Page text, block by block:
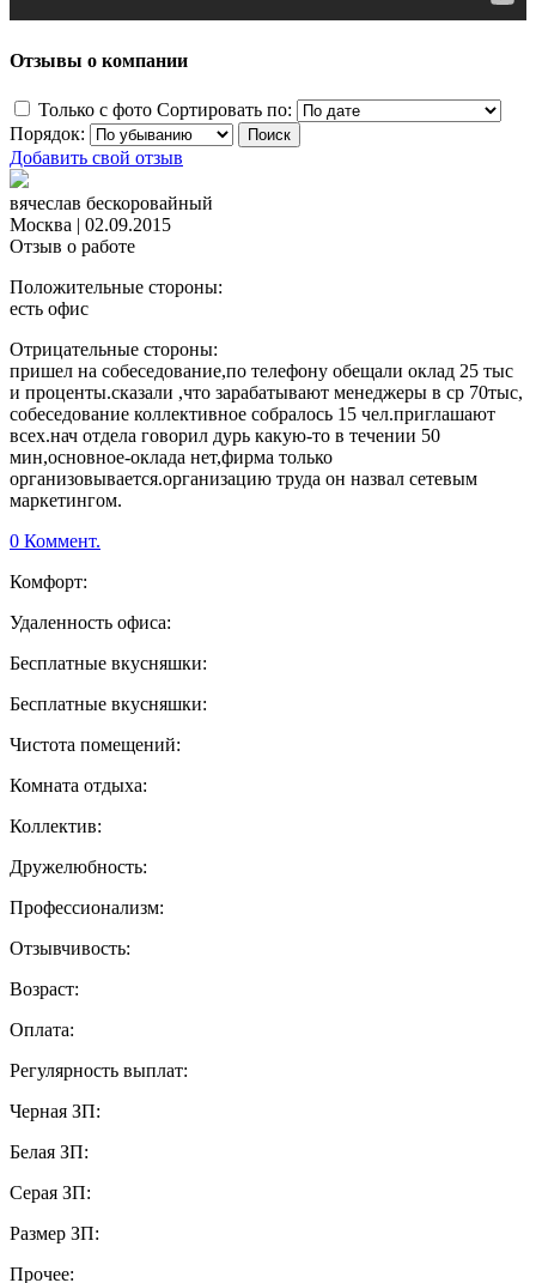
Отзывы о компании
Только с фото Сортировать по:
Порядок:
Добавить свой отзыв
вячеслав бескоровайный
Москва | 02.09.2015
Отзыв о работе
Положительные стороны:
есть офис
Отрицательные стороны:
пришел на собеседование,по телефону обещали оклад 25 тыс
и проценты.сказали ,что зарабатывают менеджеры в ср 70тыс,
собеседование коллективное собралось 15 чел.приглашают
всех.нач отдела говорил дурь какую-то в течении 50
мин,основное-оклада нет,фирма только
организовывается.организацию труда он назвал сетевым
маркетингом.
0 Коммент.
Комфорт:
Удаленность офиса:
Бесплатные вкусняшки:
Бесплатные вкусняшки:
Чистота помещений:
Комната отдыха:
Коллектив:
Дружелюбность:
Профессионализм:
Отзывчивость:
Возраст:
Оплата:
Регулярность выплат:
Черная ЗП:
Белая ЗП:
Серая ЗП:
Размер ЗП:
Прочее: